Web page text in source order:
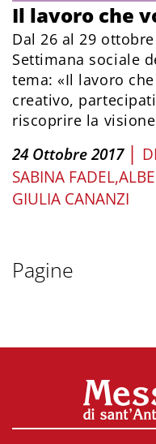
Il lavoro che
Dal 26 al 29
Settimana sociale
tema: «Il lavoro
creativo,
riscoprire la
24 Ottobre 2017 | DI
SABINA FADEL
GIULIA CANANZI
Pagine